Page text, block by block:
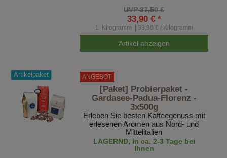
UVP 37,50 €
33,90 € *
1 Kilogramm | 33,90 € / Kilogramm
Artikel anzeigen
Artikelpaket ANGEBOT
[Paket] Probierpaket -
Gardasee-Padua-Florenz -
3x500g
Erleben Sie besten Kaffeegenuss mit
erlesenen Aromen aus Nord- und
Mittelitalien
LAGERND, in ca. 2-3 Tage bei
Ihnen